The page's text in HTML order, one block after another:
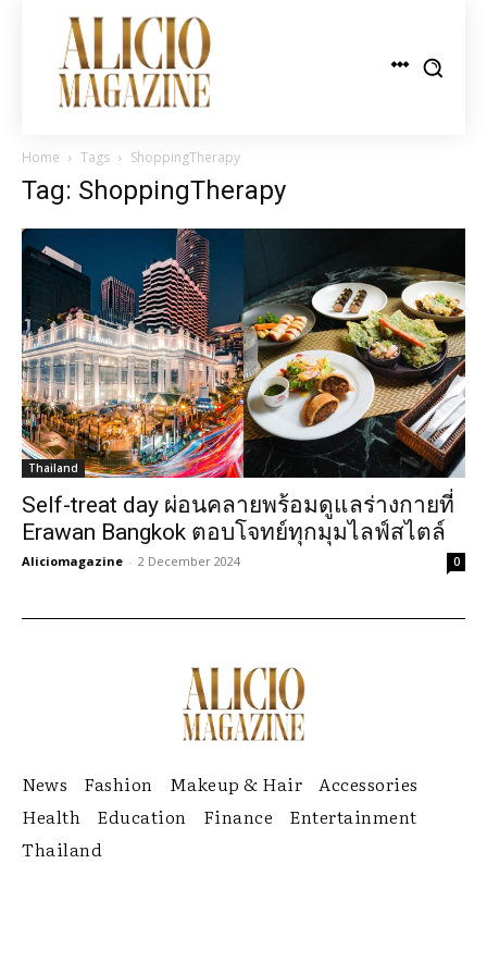
Home Tags ShoppingTherapy
Tag: ShoppingTherapy
Thailand
Self-treat day ผ่อนคลายพร้อมดูแลร่างกายที่
Erawan Bangkok ตอบโจทย์ทุกมุมไลฟ์สไตล์
Aliciomagazine - 2 December 2024 0
News Fashion Makeup & Hair
Accessories
Health
Education Finance
Entertainment
Thailand